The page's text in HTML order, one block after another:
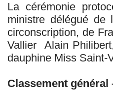
La cérémonie
ministre délégué de
circonscription, de
Vallier Alain
dauphine Miss Saint-
Classement général